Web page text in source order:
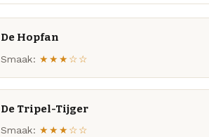
De Hopfan
Smaak: ★★★☆☆
De Tripel-Tijger
Smaak: ★★★☆☆